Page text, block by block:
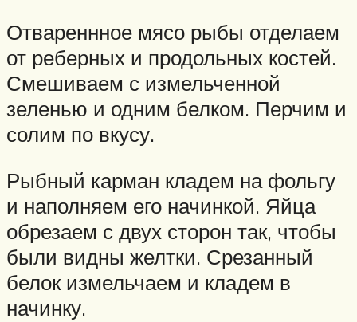
Отвареннное мясо рыбы отделаем
от реберных и продольных костей.
Смешиваем с измельченной
зеленью и одним белком. Перчим и
солим по вкусу.
Рыбный карман кладем на фольгу
и наполняем его начинкой. Яйца
обрезаем с двух сторон так, чтобы
были видны желтки. Срезанный
белок измельчаем и кладем в
начинку.